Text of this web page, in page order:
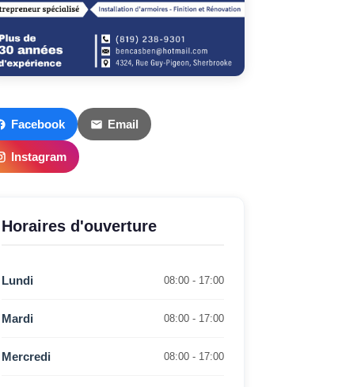
Facebook Email
Instagram
Horaires d'ouverture
Lundi 08:00 - 17:00
Mardi 08:00 - 17:00
Mercredi 08:00 - 17:00